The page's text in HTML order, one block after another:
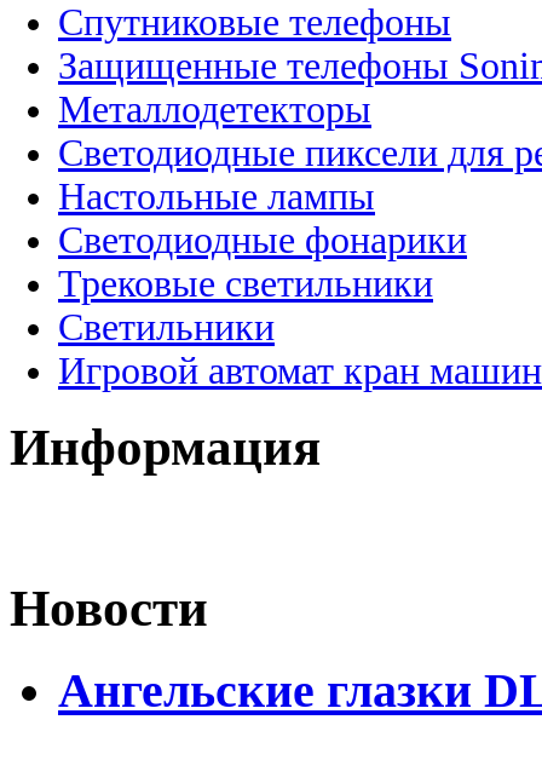
Спутниковые телефоны
Защищенные телефоны
Металлодетекторы
Светодиодные пиксели для
Настольные лампы
Светодиодные фонарики
Трековые светильники
Светильники
Игровой автомат кран
Информация
Новости
Ангельские глазки